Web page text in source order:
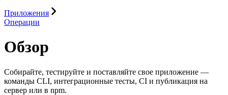
Приложения
Операции
Обзор
Собирайте, тестируйте и поставляйте свое приложение —
команды CLI, интеграционные тесты, CI и публикация на
сервер или в npm.